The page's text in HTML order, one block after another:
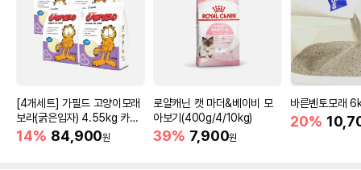
[4개세트] 가필드 고양이모래
보라(굵은입자) 4.55kg 카사
바모래
14% 84,900원
로얄캐닌 캣 마더&베이비 모
아보기(400g/4/10kg)
39% 7,900원
바른벤토모래
20%